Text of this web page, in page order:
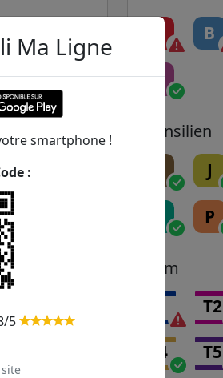
de la gare
B
E
Transilien
J
P
Tram
T1 T2
T4 T5
Ma Ligne
smartphone !
:
5